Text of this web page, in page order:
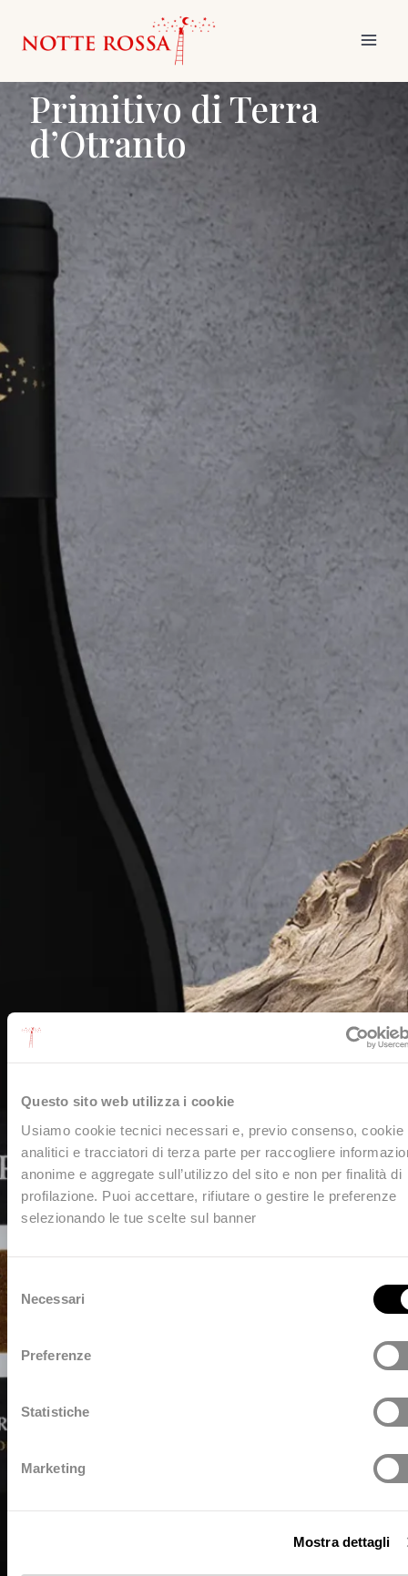
Questo sito web utilizza i cookie
Usiamo cookie tecnici necessari e, previo consenso, cookie
analitici e tracciatori di terza parte per raccogliere
anonime e aggregate sull’utilizzo del sito e non per finalità di
profilazione. Puoi accettare, rifiutare o gestire le preferenze
selezionando le tue scelte sul banner
del
consenso
Necessari
Preferenze
Statistiche
Marketing
Mostra dettagli
content
Primitivo di Terra
d’Otranto